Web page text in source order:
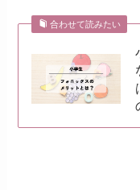
合わせて読みたい